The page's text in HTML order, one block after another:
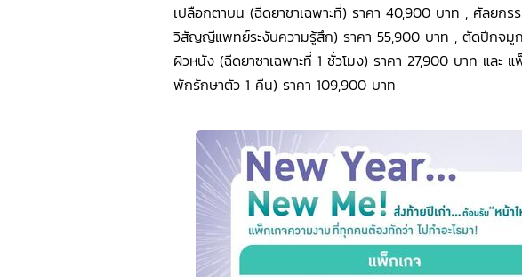
เปลือกตาบน (ฉีดยาชาเฉพาะที่) ราคา 40,900 บาท , ศัลยกร
วิสัญญีแพทย์ระงับความรู้สึก) ราคา 55,900 บาท , ตัดปีกจมู
ผิวหนัง (ฉีดยาซาเฉพาะที่ 1 ชั่วโมง) ราคา 27,900 บาท และ
พักรักษาตัว 1 คืน) ราคา 109,900 บาท